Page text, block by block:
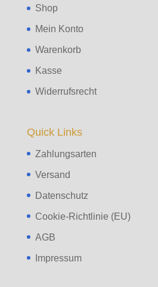
Shop
Mein Konto
Warenkorb
Kasse
Widerrufsrecht
Quick Links
Zahlungsarten
Versand
Datenschutz
Cookie-Richtlinie (EU)
AGB
Impressum